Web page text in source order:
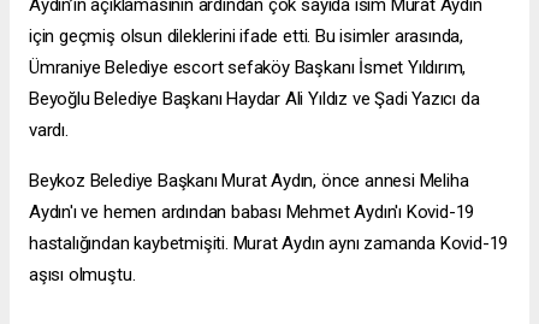
Aydın’ın açıklamasının ardından çok sayıda isim Murat Aydın
için geçmiş olsun dileklerini ifade etti. Bu isimler arasında,
Ümraniye Belediye escort sefaköyBaşkanı İsmet Yıldırım,
Beyoğlu Belediye Başkanı Haydar Ali Yıldız ve Şadi Yazıcı da
vardı.
Beykoz Belediye Başkanı Murat Aydın, önce annesi Meliha
Aydın'ı ve hemen ardından babası Mehmet Aydın'ı Kovid-19
hastalığından kaybetmişiti. Murat Aydın aynı zamanda Kovid-19
aşısı olmuştu.